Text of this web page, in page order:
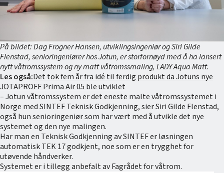
På bildet: Dag Frogner Hansen, utviklingsingeniør og Siri Gilde
Flenstad, senioringeniører hos Jotun, er storfornøyd med å ha lansert
nytt våtromssystem og ny matt våtromssmaling, LADY Aqua Matt.
Les også:Det tok fem år fra idé til ferdig produkt da Jotuns nye
JOTAPROFF Prima Air 05 ble utviklet
– Jotun våtromssystem er det eneste malte våtromssystemet i
Norge med SINTEF Teknisk Godkjenning, sier Siri Gilde Flenstad,
også hun senioringeniør som har vært med å utvikle det nye
systemet og den nye malingen.
Har man en Teknisk Godkjenning av SINTEF er løsningen
automatisk TEK 17 godkjent, noe som er en trygghet for
utøvende håndverker.
Systemet er i tillegg anbefalt av Fagrådet for våtrom.